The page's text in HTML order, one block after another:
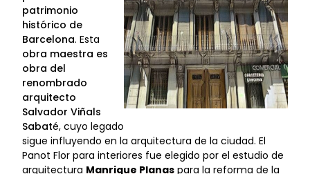
patrimonio
histórico de
Barcelona. Esta
obra maestra es
obra del
renombrado
arquitecto
Salvador Viñals
Sabaté, cuyo legado
sigue influyendo en la arquitectura de la ciudad. El
Panot Flor para interiores fue elegido por el estudio de
arquitectura Manrique Planas para la reforma de la